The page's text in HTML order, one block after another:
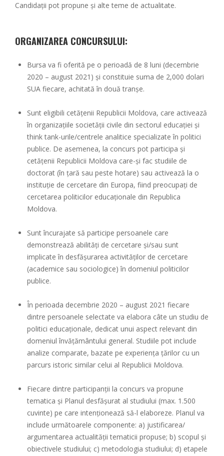
Candidații pot propune și alte teme de actualitate.
ORGANIZAREA CONCURSULUI:
Bursa va fi oferită pe o perioadă de 8 luni (decembrie
2020 – august 2021) şi constituie suma de 2,000 dolari
SUA fiecare, achitată în două tranșe.
Sunt eligibili cetățenii Republicii Moldova, care activează
în organizațiile societății civile din sectorul educației și
think tank-urile/centrele analitice specializate în politici
publice. De asemenea, la concurs pot participa şi
cetățenii Republicii Moldova care-și fac studiile de
doctorat (în țară sau peste hotare) sau activează la o
instituție de cercetare din Europa, fiind preocupați de
cercetarea politicilor educaționale din Republica
Moldova.
Sunt încurajate să participe persoanele care
demonstrează abilități de cercetare și/sau sunt
implicate în desfășurarea activităților de cercetare
(academice sau sociologice) în domeniul politicilor
publice.
În perioada decembrie 2020 – august 2021 fiecare
dintre persoanele selectate va elabora câte un studiu de
politici educaționale, dedicat unui aspect relevant din
domeniul învățământului general. Studiile pot include
analize comparate, bazate pe experiența țărilor cu un
parcurs istoric similar celui al Republicii Moldova.
Fiecare dintre participanții la concurs va propune
tematica şi Planul desfășurat al studiului (max. 1.500
cuvinte) pe care intenționează să-l elaboreze. Planul va
include următoarele componente: a) justificarea/
argumentarea actualității tematicii propuse; b) scopul și
obiectivele studiului; c) metodologia studiului; d) etapele